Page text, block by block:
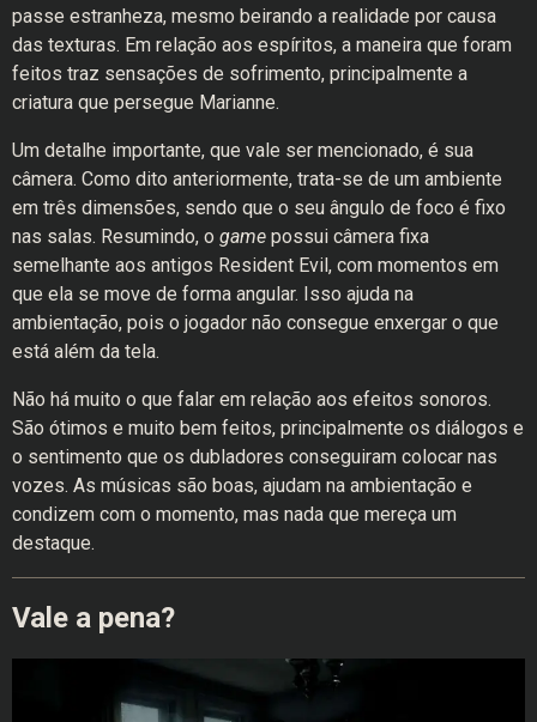
passe estranheza, mesmo beirando a realidade por causa
das texturas. Em relação aos espíritos, a maneira que foram
feitos traz sensações de sofrimento, principalmente a
criatura que persegue Marianne.
Um detalhe importante, que vale ser mencionado, é sua
câmera. Como dito anteriormente, trata-se de um ambiente
em três dimensões, sendo que o seu ângulo de foco é fixo
nas salas. Resumindo, o game possui câmera fixa
semelhante aos antigos Resident Evil, com momentos em
que ela se move de forma angular. Isso ajuda na
ambientação, pois o jogador não consegue enxergar o que
está além da tela.
Não há muito o que falar em relação aos efeitos sonoros.
São ótimos e muito bem feitos, principalmente os diálogos e
o sentimento que os dubladores conseguiram colocar nas
vozes. As músicas são boas, ajudam na ambientação e
condizem com o momento, mas nada que mereça um
destaque.
Vale a pena?